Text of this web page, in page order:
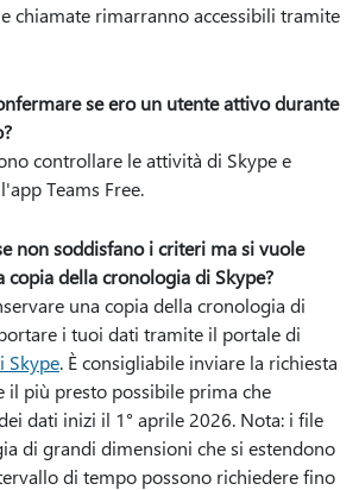
chiamate rimarranno accessibili tramite
se ero un utente attivo durante
controllare le attività di Skype e
Teams Free.
non soddisfano i criteri ma si vuole
copia della cronologia di Skype?
una copia della cronologia di
i tuoi dati tramite il portale di
Skype. È consigliabile inviare la richiesta
il più presto possibile prima che
dati inizi il 1° aprile 2026. Nota: i file
di grandi dimensioni che si estendono
di tempo possono richiedere fino